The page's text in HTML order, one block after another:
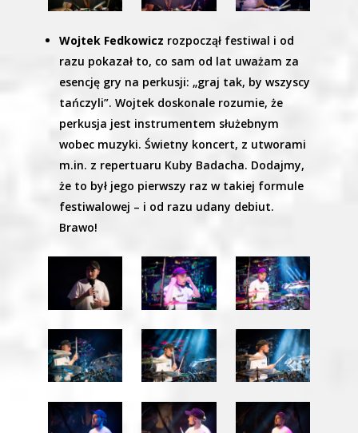
Wojtek Fedkowicz rozpoczął festiwal i od
razu pokazał to, co sam od lat uważam za
esencję gry na perkusji: „graj tak, by wszyscy
tańczyli”. Wojtek doskonale rozumie, że
perkusja jest instrumentem służebnym
wobec muzyki. Świetny koncert, z utworami
m.in. z repertuaru Kuby Badacha. Dodajmy,
że to był jego pierwszy raz w takiej formule
festiwalowej – i od razu udany debiut.
Brawo!